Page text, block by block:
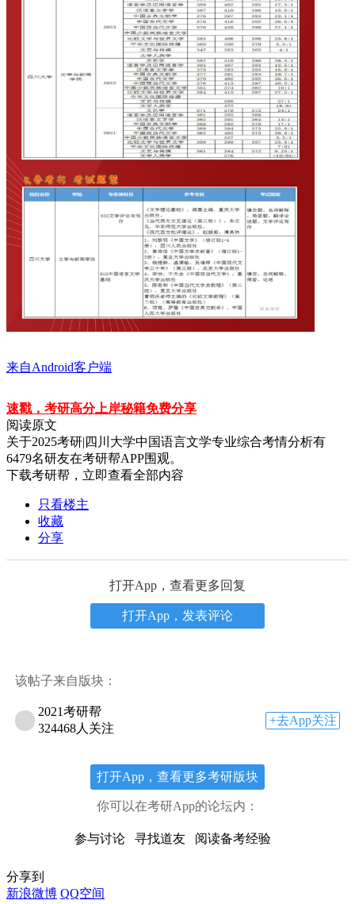
来自Android客户端
速戳，考研高分上岸秘籍免费分享
阅读原文
关于2025考研|四川大学中国语言文学专业综合考情分析有
6479名研友在考研帮APP围观。
下载考研帮，立即查看全部内容
只看楼主
收藏
分享
打开App，查看更多回复
打开App，发表评论
该帖子来自版块：
2021考研帮
324468人关注
+去App关注
打开App，查看更多考研版块
你可以在考研App的论坛内：
参与讨论 寻找道友 阅读备考经验
分享到
新浪微博 QQ空间